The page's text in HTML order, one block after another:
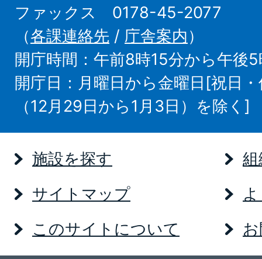
ファックス 0178-45-2077
（各課連絡先 / 庁舎案内）
開庁時間：午前8時15分から午後
開庁日：月曜日から金曜日[祝日
（12月29日から1月3日）を除く]
施設を探す
サイトマップ
このサイトについて